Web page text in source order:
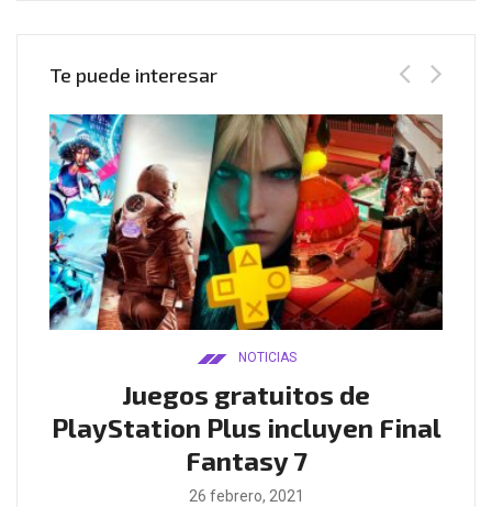
Te puede interesar
NOTICIAS
Juegos gratuitos de
PlayStation Plus incluyen Final
Fantasy 7
26 febrero, 2021